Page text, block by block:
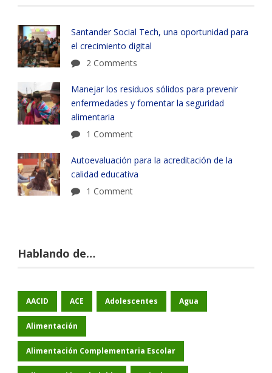
Santander Social Tech, una oportunidad para
el crecimiento digital
2 Comments
Manejar los residuos sólidos para prevenir
enfermedades y fomentar la seguridad
alimentaria
1 Comment
Autoevaluación para la acreditación de la
calidad educativa
1 Comment
Hablando de…
AACID ACE Adolescentes Agua
Alimentación
Alimentación Complementaria Escolar